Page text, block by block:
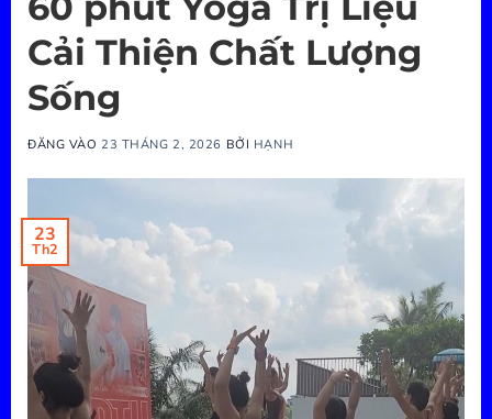
Cải Thiện Chất Lượng
Sống
ĐĂNG VÀO 23 THÁNG 2, 2026 BỞI HẠNH
23
Th2